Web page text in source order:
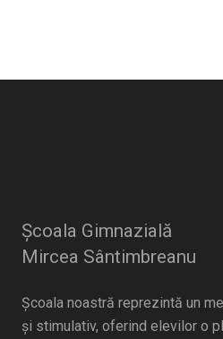
Școala Gimnazială
Mircea Sântimbreanu
Școala noastră reprezintă un
și stimulativ, oferind elevilor o